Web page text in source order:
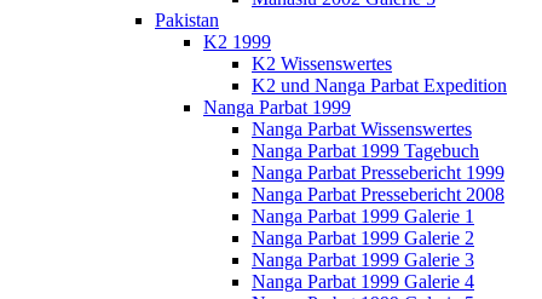
Pakistan
K2 1999
K2 Wissenswertes
K2 und Nanga Parbat Expedition
Nanga Parbat 1999
Nanga Parbat Wissenswertes
Nanga Parbat 1999 Tagebuch
Nanga Parbat Pressebericht 1999
Nanga Parbat Pressebericht 2008
Nanga Parbat 1999 Galerie 1
Nanga Parbat 1999 Galerie 2
Nanga Parbat 1999 Galerie 3
Nanga Parbat 1999 Galerie 4